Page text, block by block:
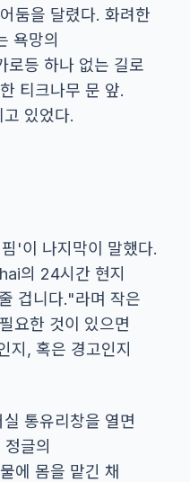
둠을 달렸다. 화려한
욕망의
로등 하나 없는 길로
티크나무 문 앞.
있었다.
'이 나지막이 말했다.
의 24시간 현지
겁니다."라며 작은
요한 것이 있으면
지, 혹은 경고인지
통유리창을 열면
글의
에 몸을 맡긴 채